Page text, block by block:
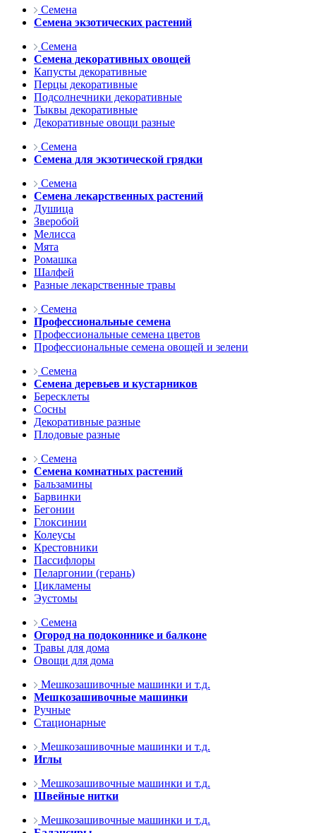
Семена
Семена экзотических растений
Семена
Семена декоративных овощей
Капусты декоративные
Перцы декоративные
Подсолнечники декоративные
Тыквы декоративные
Декоративные овощи разные
Семена
Семена для экзотической грядки
Семена
Семена лекарственных растений
Душица
Зверобой
Мелисса
Мята
Ромашка
Шалфей
Разные лекарственные травы
Семена
Профессиональные семена
Профессиональные семена цветов
Профессиональные семена овощей и зелени
Семена
Семена деревьев и кустарников
Бересклеты
Сосны
Декоративные разные
Плодовые разные
Семена
Семена комнатных растений
Бальзамины
Барвинки
Бегонии
Глоксинии
Колеусы
Крестовники
Пассифлоры
Пеларгонии (герань)
Цикламены
Эустомы
Семена
Огород на подоконнике и балконе
Травы для дома
Овощи для дома
Мешкозашивочные машинки и т.д.
Мешкозашивочные машинки
Ручные
Стационарные
Мешкозашивочные машинки и т.д.
Иглы
Мешкозашивочные машинки и т.д.
Швейные нитки
Мешкозашивочные машинки и т.д.